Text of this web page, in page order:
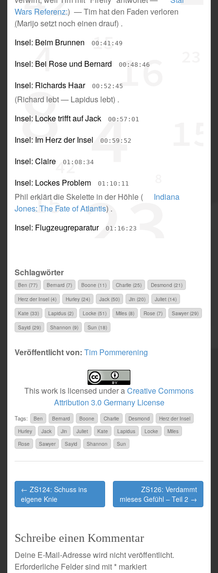
Wars Referenz:) —Tim hat den Faden verloren
(Marijo setzt noch einen drauf) .
Insel: Beim Brunnen
00:41:49
Insel: Bei Rose und Bernard 00:48:46
Insel: Richards Haar 00:52:45
(Richard lebt— Lapidus lebt) .
Insel: Locke trifft auf Jack
00:57:01
Insel: Im Herz der Insel 00:59:52
Insel: Claire 01:08:34
Insel: Lockes Problem 01:10:11
Phil erklärt die Skelette in der Höhle (
Indiana
Jones: The Fate of Atlantis) .
Insel: Flugzeugreparatur
01:16:23
Schlagwörter
Ben (77) Bernard (7) Boone (11) Charlie (25)
Desmond (21)
Herz der Insel (4)
Hurley (24) Jack (50) Jin (20)
Juliet (14)
Kate (33)
Lapidus (2) Locke (51) Miles (8) Rose (7)
Sawyer (29)
Sayid (29)
Shannon (9) Sun (18)
Veröffentlicht von: Tim Pommerening
This work is licensed under aCreative Commons
Attribution 3.0 Germany License
Tags: Ben Bernard Boone Charlie Desmond
Herz der Insel
Hurley
Jack Jin Juliet Kate Lapidus Locke
Miles
Rose
Sawyer Sayid Shannon Sun
Post
navigation
← ZS124: Schuss ins
eigene Knie
ZS126: Verdammt
mieses Gefühl – Teil 2 →
Schreibe einen Kommentar
Deine E-Mail-Adresse wird nicht veröffentlicht.
Erforderliche Felder sind mit * markiert